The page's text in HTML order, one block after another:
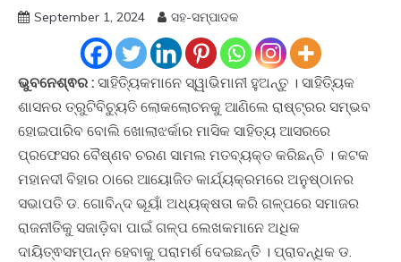
September 1, 2024 ସହ-ସମ୍ପାଦକ
ଭୁବନେଶ୍ଵର : ସାହିତ୍ୟିକମାନେ ସ୍ୱାଭିମାନୀ ହୁଅନ୍ତୁ । ସାହିତ୍ୟିକ
ଶାସନର ତ୍ରୁଟିବିଚ୍ୟୁତି ଲୋକଲୋଚନକୁ ଆଣିଲେ ରାଷ୍ଟ୍ରର ସମ୍ଭବ
ହୋଇପାରିବ ବୋଲି ଖୋଲାଝର୍କାର ମାସିକ ସାହିତ୍ୟ ଆସରରେ
ପ୍ରଫେସର ବୈଷ୍ଣବ ଚରଣ ସାମଲ ମତବ୍ୟକ୍ତ କରିଛନ୍ତି । କଟକ
ମହାନଦୀ ବିହାର ଠାରେ ଆୟୋଜିତ କାର୍ଯ୍ୟକ୍ରମରେ ଅନୁଷ୍ଠାନର
ସଭାପତି ଡ. ଗୋବିନ୍ଦ ଭୂୟାଁ ଅଧ୍ୟକ୍ଷତା କରି ଗଳ୍ପରେ ସମାଜର
ରାଜନୀତିକୁ ସଜାଡ଼ିବା ପାଇଁ ଗଳ୍ପ ଲେଖକମାନେ ଅଧିକ
ଦାୟିତ୍ଵସମ୍ପନ୍ନ ହେବାକୁ ପରାମର୍ଶ ଦେଇଛନ୍ତି । ପ୍ରାବନ୍ଧିକ ଡ.